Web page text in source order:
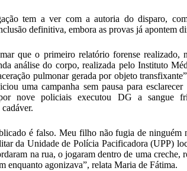
tem a ver com a autoria do disparo,
definitiva, embora as provas já apontem
que o primeiro relatório forense realizado,
análise do corpo, realizada pelo Instituto
pulmonar gerada por objeto
uma campanha sem pausa para
por novepoliciais executou DG a sangue
é falso. Meu filho não fugia de ninguém
da Unidade de Polícia Pacificadora (UPP)
na rua, o jogaram dentro de uma
enquanto agonizava”, relata Maria de Fátima.